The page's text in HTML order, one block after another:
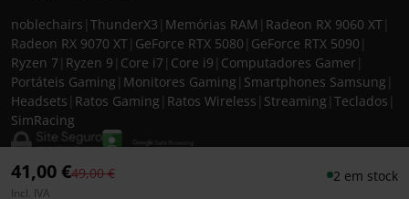
Preço reduzido de
49,00 €para
41,00 € 2 em stock
Incl. IVA
noblechairs ThunderX3 Memórias RAM Radeon RX 9060 XT
Radeon RX 9070 XT GeForce RTX 5080 GeForce RTX 5090
Ryzen 7 Ryzen 9 Core i7 Core i9 Computadores Gamer
Portáteis Gaming Monitores Gaming Smartphones Samsung
Headsets Ratos Gaming Ratos Wireless Streaming Teclados
SimRacing